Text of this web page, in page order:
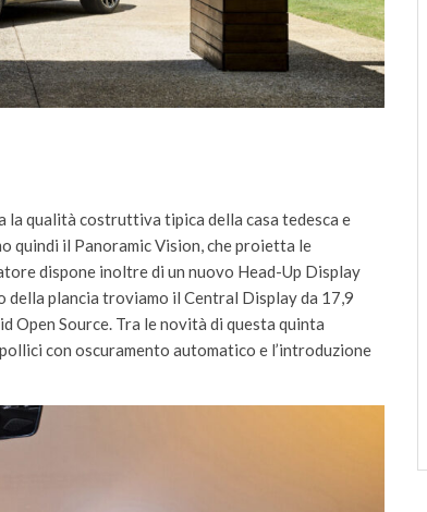
la qualità costruttiva tipica della casa tedesca e
quindi il Panoramic Vision, che proietta le
dispone inoltre di un nuovo Head-Up Display
plancia troviamo il Central Display da 17,9
Open Source. Tra le novità di questa quinta
con oscuramento automatico e l’introduzione